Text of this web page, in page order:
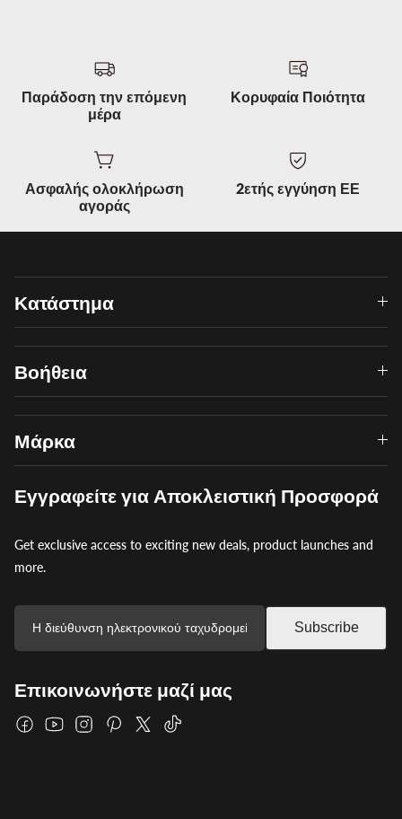
Παράδοση την επόμενη
μέρα
Κορυφαία Ποιότητα
Ασφαλής ολοκλήρωση
αγοράς
2ετής εγγύηση ΕΕ
Κατάστημα
Βοήθεια
Μάρκα
Εγγραφείτε για Αποκλειστική Προσφορά
Get exclusive access to exciting new deals, product launches and
more.
Subscribe
Επικοινωνήστε μαζί μας
Facebook
YouTubeInstagram
PinterestTwitterTikTok